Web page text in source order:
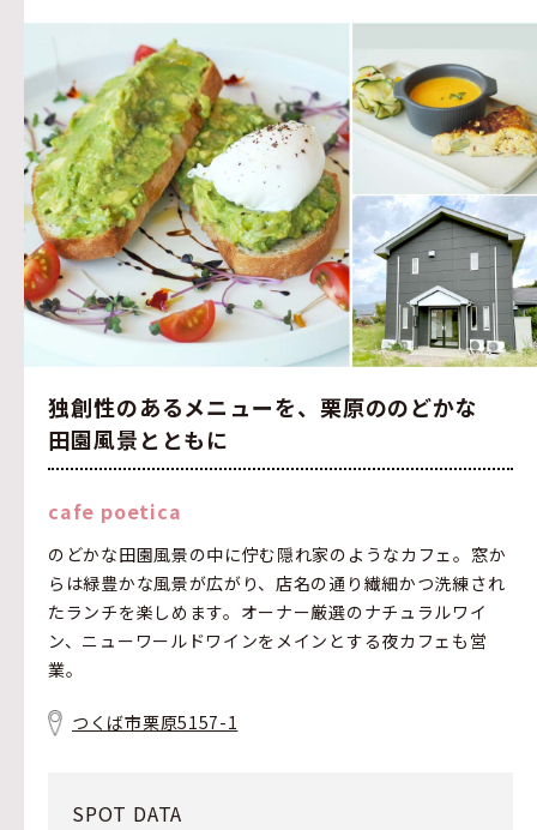
独創性のあるメニューを、栗原ののどかな
田園風景とともに
cafe poetica
のどかな田園風景の中に佇む隠れ家のようなカフェ。窓か
らは緑豊かな風景が広がり、店名の通り繊細かつ洗練され
たランチを楽しめます。オーナー厳選のナチュラルワイ
ン、ニューワールドワインをメインとする夜カフェも営
業。
つくば市栗原5157-1
SPOT DATA